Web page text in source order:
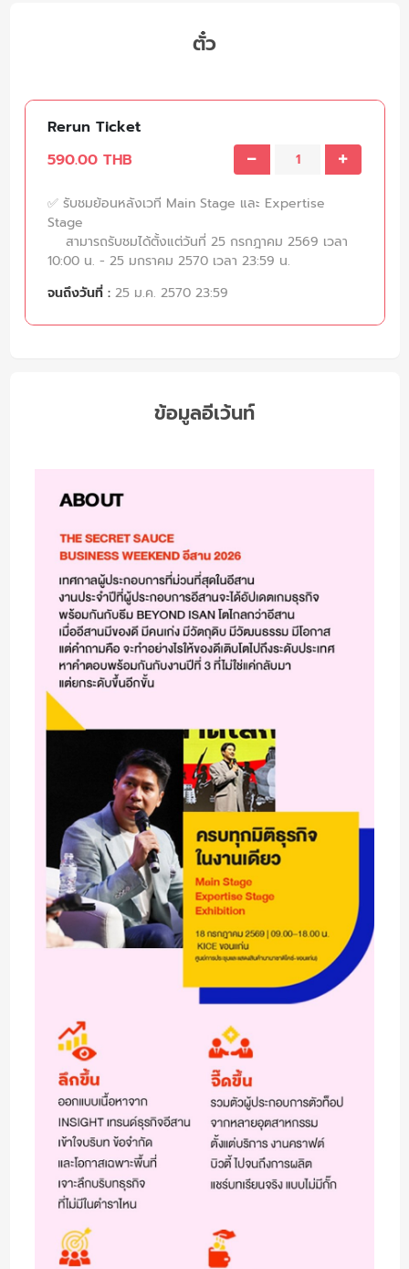
ตั๋ว
Rerun Ticket
590.00 THB
✅ รับชมย้อนหลังเวที Main Stage และ Expertise
Stage
สามารถรับชมได้ตั้งแต่วันที่ 25 กรกฎาคม 2569 เวลา
10:00 น. - 25 มกราคม 2570 เวลา 23:59 น.
จนถึงวันที่ : 25 ม.ค. 2570 23:59
ข้อมูลอีเว้นท์